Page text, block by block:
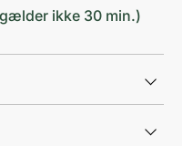
ikke 30 min.)